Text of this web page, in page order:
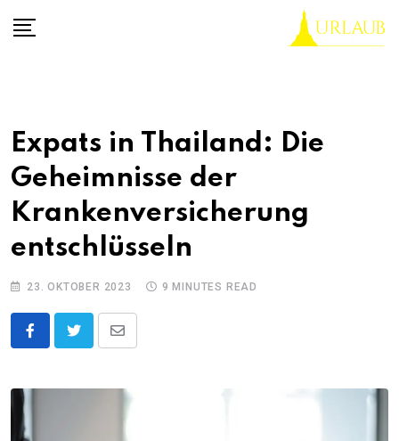
Expats in Thailand: Die
Geheimnisse der
Krankenversicherung
entschlüsseln
23. OKTOBER 2023 9 MINUTES READ
Share
Email